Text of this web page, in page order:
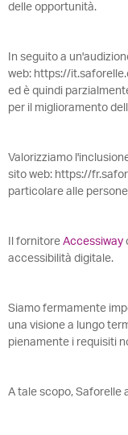
delle opportunità.
In seguito a
web: https://
ed è quindi
per il miglioramento
Valorizziamo
sito web: https://
particolare alle
Il fornitore Accessiway
accessibilità digitale.
Siamo fermamente
una visione a lungo
pienamente i requisiti
A tale scopo, Saforelle